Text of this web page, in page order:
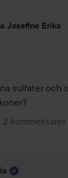
Josefine Erika
skapades 2 år
sulfater och
2 kommentarer